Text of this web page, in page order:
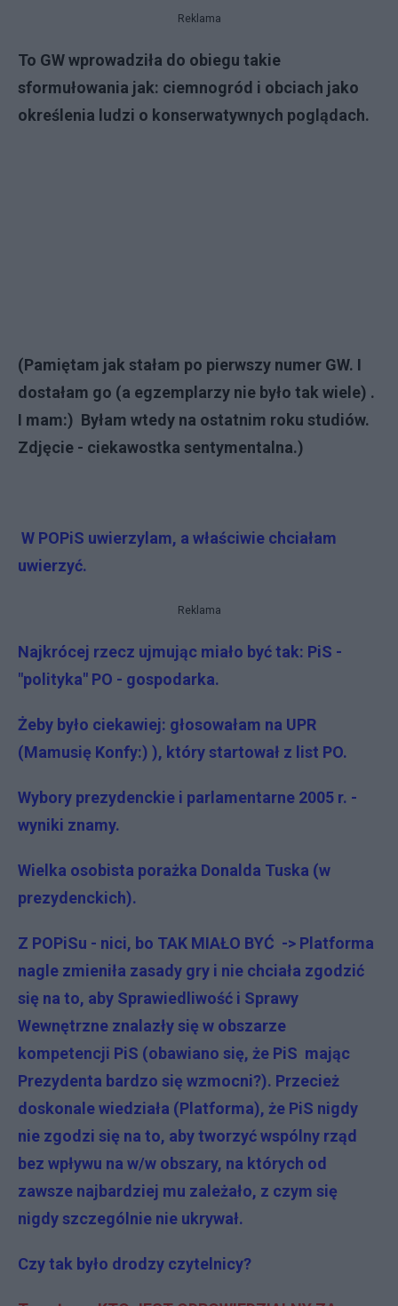
Reklama
To GW wprowadziła do obiegu takie
sformułowania jak: ciemnogród i obciach jako
określenia ludzi o konserwatywnych poglądach.
(Pamiętam jak stałam po pierwszy numer GW. I
dostałam go (a egzemplarzy nie było tak wiele) .
I mam:) Byłam wtedy na ostatnim roku studiów.
Zdjęcie - ciekawostka sentymentalna.)
W POPiS uwierzylam, a właściwie chciałam
uwierzyć.
Reklama
Najkrócej rzecz ujmując miało być tak: PiS -
"polityka" PO - gospodarka.
Żeby było ciekawiej: głosowałam na UPR
(Mamusię Konfy:) ), który startował z list PO.
Wybory prezydenckie i parlamentarne 2005 r. -
wyniki znamy.
Wielka osobista porażka Donalda Tuska (w
prezydenckich).
Z POPiSu - nici, bo TAK MIAŁO BYĆ -> Platforma
nagle zmieniła zasady gry i nie chciała zgodzić
się na to, aby Sprawiedliwość i Sprawy
Wewnętrzne znalazły się w obszarze
kompetencji PiS (obawiano się, że PiS mając
Prezydenta bardzo się wzmocni?). Przecież
doskonale wiedziała (Platforma), że PiS nigdy
nie zgodzi się na to, aby tworzyć wspólny rząd
bez wpływu na w/w obszary, na których od
zawsze najbardziej mu zależało, z czym się
nigdy szczególnie nie ukrywał.
Czy tak było drodzy czytelnicy?